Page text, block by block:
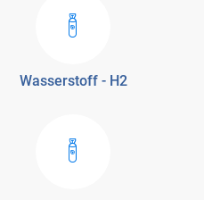
Wasserstoff - H2